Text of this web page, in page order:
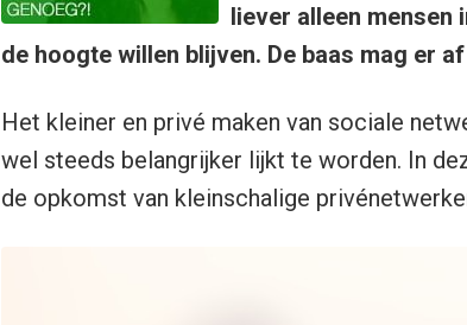
liever alleen mensen
de hoogte willen blijven. De baas mag er
Het kleiner en privé maken van sociale
wel steeds belangrijker lijkt te worden. In
de opkomst van kleinschalige